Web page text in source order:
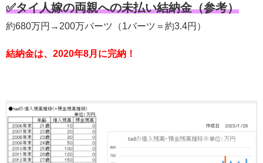
✅タイ人嫁の両親への未払い結納金（参考）
約680万円→200万バーツ（1バーツ＝約3.4円）
結納金は、2020年8月に完納！